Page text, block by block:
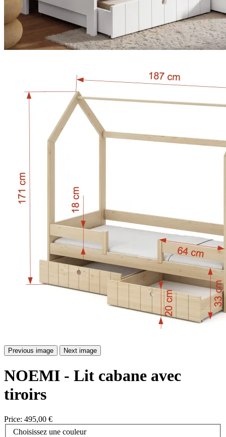
Previous image Next image
NOEMI - Lit cabane avec
tiroirs
Price: 495,00 €
Choisissez une couleur